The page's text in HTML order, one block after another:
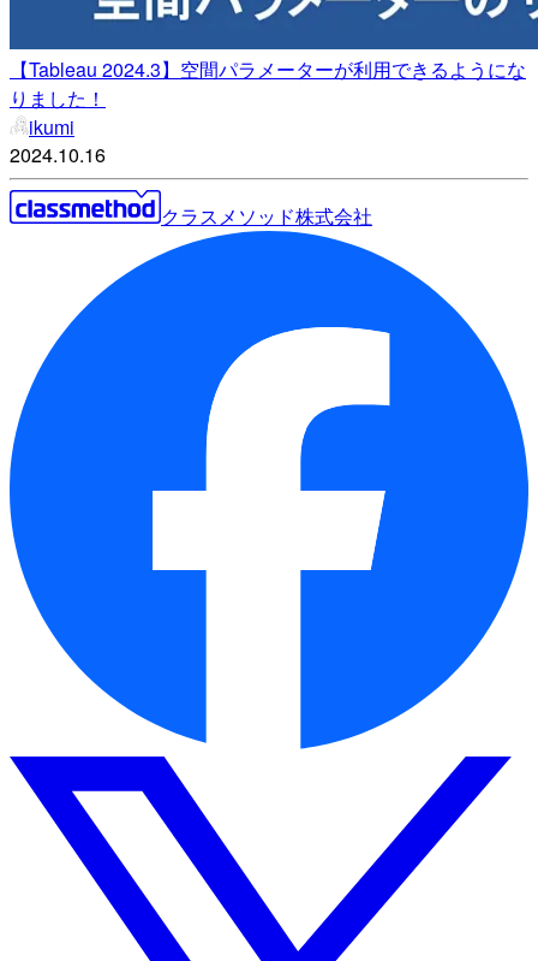
【Tableau 2024.3】空間パラメーターが利用できるようにな
りました！
ikumi
2024.10.16
クラスメソッド株式会社